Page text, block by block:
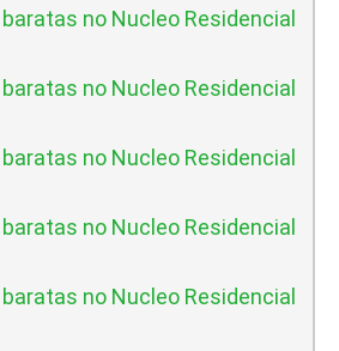
no Nucleo Residencial
no Nucleo Residencial
no Nucleo Residencial
no Nucleo Residencial
no Nucleo Residencial